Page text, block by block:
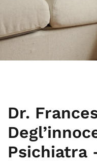
Dr.
Psichiatra